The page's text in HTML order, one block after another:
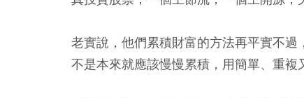
老實說，他們累積財富的方法再平實不
不是本來就應該慢慢累積，用簡單、重複